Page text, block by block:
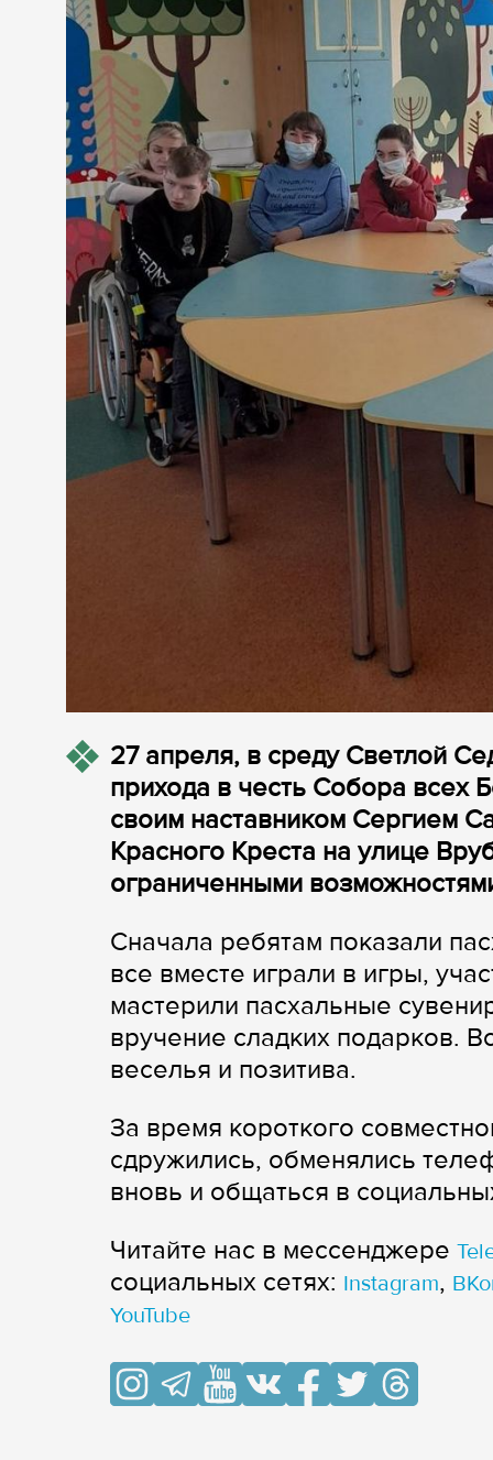
27 апреля, в среду Светлой
прихода в честь Собора всех
своим наставником Сергием
Красного Креста на улице
ограниченными
Сначала ребятам показали
все вместе играли в игры,
мастерили пасхальные
вручение сладких подарков.
веселья и позитива.
За время короткого
сдружились, обменялись
вновь и общаться в
Читайте нас в мессенджере
cоциальных сетях: Instagram,
YouTube